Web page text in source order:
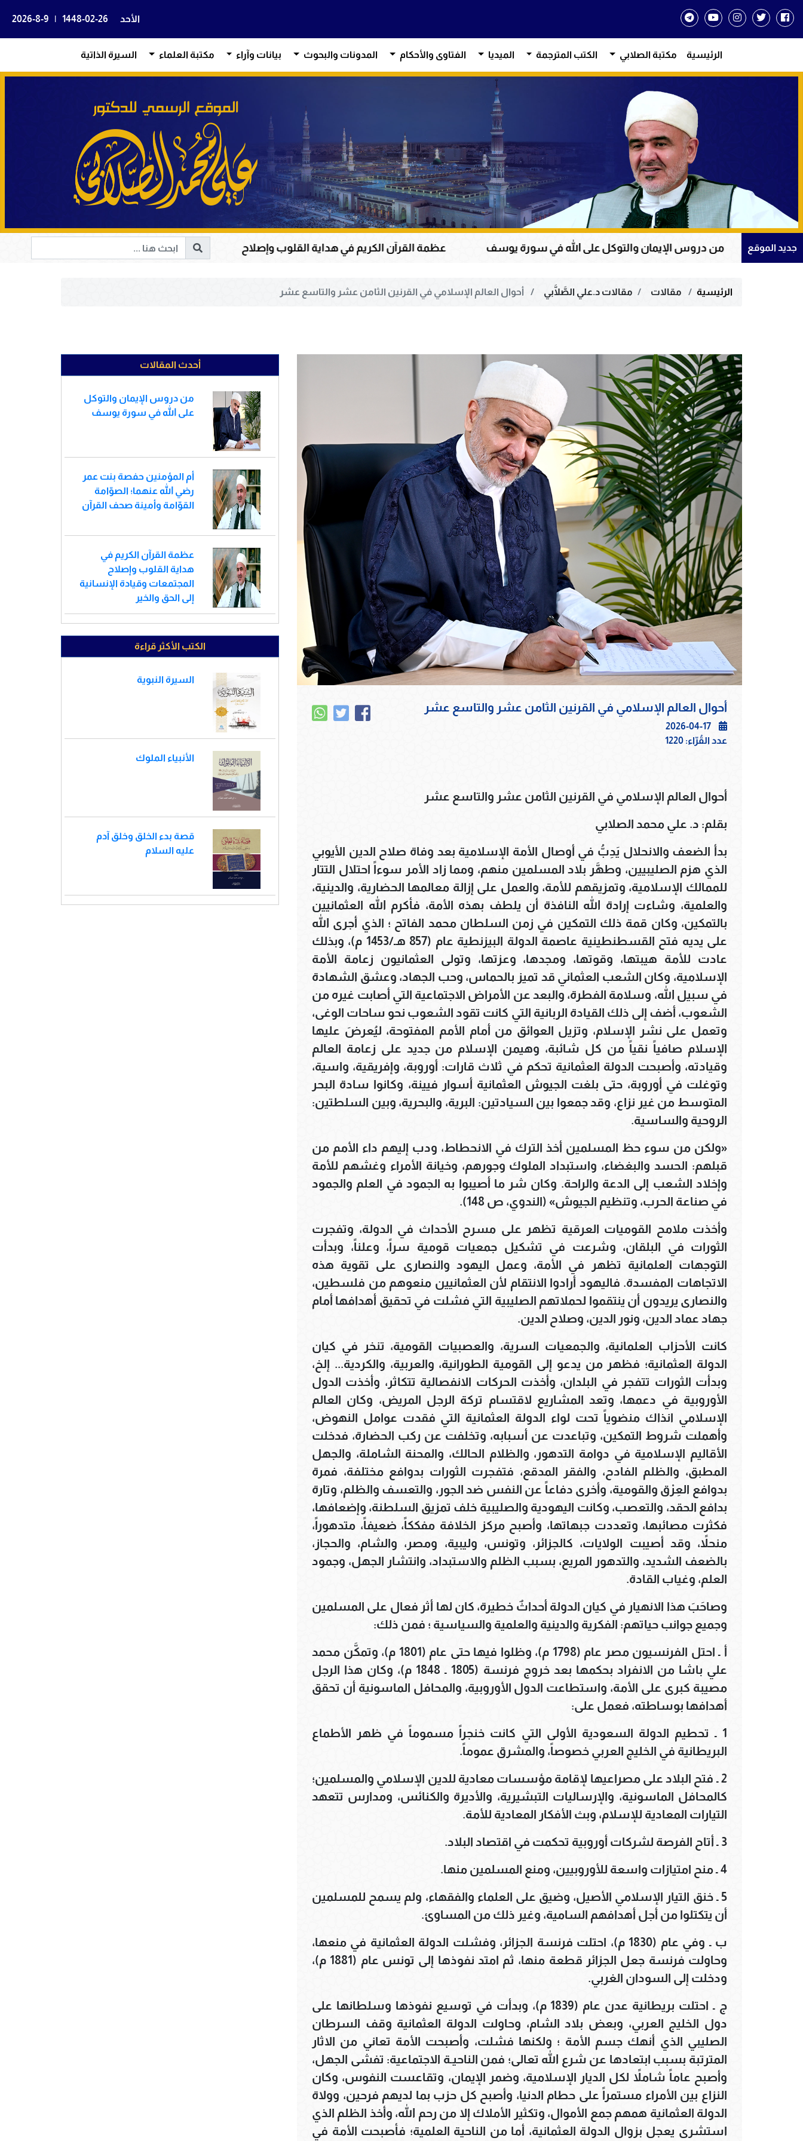
الأحد 1448-02-26
|
2026-8-9
الرئيسية مكتبة الصلابي الكتب المترجمة الميديا الفتاوى والأحكام المدونات والبحوث بيانات وآراء مكتبة العلماء السيرة الذاتية
جديد الموقع
الإيمان والتوكل على الله في سورة يوسف عظمة القرآن الكريم في هداية القلوب وإصلاح المجتمعات وقيادة الإنسانية إلى الحق والخير
الرئيسية مقالات مقالات د.علي الصَّلَّابي أحوال العالم الإسلامي في القرنين الثامن عشر والتاسع عشر
أحوال العالم الإسلامي في القرنين الثامن عشر والتاسع عشر
2026-04-17
عدد القُرّاء: 1220
أحوال العالم الإسلامي في القرنين الثامن عشر والتاسع عشر
بقلم: د. علي محمد الصلابي
بدأ الضعف والانحلال يَدِبُّ في أوصال الأمة الإسلامية بعد وفاة صلاح الدين الأيوبي
الذي هزم الصليبيين، وطهَّر بلاد المسلمين منهم، ومما زاد الأمر سوءاً احتلال التتار
للممالك الإسلامية، وتمزيقهم للأمة، والعمل على إزالة معالمها الحضارية، والدينية،
والعلمية، وشاءت إرادة الله النافذة أن يلطف بهذه الأمة، فأكرم الله العثمانيين
بالتمكين، وكان قمة ذلك التمكين في زمن السلطان محمد الفاتح ؛ الذي أجرى الله
على يديه فتح القسطنطينية عاصمة الدولة البيزنطية عام (857 هـ/1453 م)، وبذلك
عادت للأمة هيبتها، وقوتها، ومجدها، وعزتها، وتولى العثمانيون زعامة الأمة
الإسلامية، وكان الشعب العثماني قد تميز بالحماس، وحب الجهاد، وعشق الشهادة
في سبيل الله، وسلامة الفطرة، والبعد عن الأمراض الاجتماعية التي أصابت غيره من
الشعوب، أضف إلى ذلك القيادة الربانية التي كانت تقود الشعوب نحو ساحات الوغى،
وتعمل على نشر الإسلام، وتزيل العوائق من أمام الأمم المفتوحة، ليُعرضَ عليها
الإسلام صافياً نقياً من كل شائبة، وهيمن الإسلام من جديد على زعامة العالم
وقيادته، وأصبحت الدولة العثمانية تحكم في ثلاث قارات: أوروبة، وإفريقية، واسية،
وتوغلت في أوروبة، حتى بلغت الجيوش العثمانية أسوار فيينة، وكانوا سادة البحر
المتوسط من غير نزاع، وقد جمعوا بين السيادتين: البرية، والبحرية، وبين السلطتين:
الروحية والساسية.
«ولكن من سوء حظ المسلمين أخذ الترك في الانحطاط، ودب إليهم داء الأمم من
قبلهم: الحسد والبغضاء، واستبداد الملوك وجورهم، وخيانة الأمراء وغشهم للأمة
وإخلاد الشعب إلى الدعة والراحة. وكان شر ما أصيبوا به الجمود في العلم والجمود
في صناعة الحرب، وتنظيم الجيوش» (الندوي، ص 148).
وأخذت ملامح القوميات العرقية تظهر على مسرح الأحداث في الدولة، وتفجرت
الثورات في البلقان، وشرعت في تشكيل جمعيات قومية سراً، وعلناً، وبدأت
التوجهات العلمانية تظهر في الأمة، وعمل اليهود والنصارى على تقوية هذه
الاتجاهات المفسدة. فاليهود أرادوا الانتقام لأن العثمانيين منعوهم من فلسطين،
والنصارى يريدون أن ينتقموا لحملاتهم الصليبية التي فشلت في تحقيق أهدافها أمام
جهاد عماد الدين، ونور الدين، وصلاح الدين.
كانت الأحزاب العلمانية، والجمعيات السرية، والعصبيات القومية، تنخر في كيان
الدولة العثمانية؛ فظهر من يدعو إلى القومية الطورانية، والعربية، والكردية... إلخ،
وبدأت الثورات تتفجر في البلدان، وأخذت الحركات الانفصالية تتكاثر، وأخذت الدول
الأوروبية في دعمها، وتعد المشاريع لاقتسام تركة الرجل المريض، وكان العالم
الإسلامي انذاك منضوياً تحت لواء الدولة العثمانية التي فقدت عوامل النهوض،
وأهملت شروط التمكين، وتباعدت عن أسبابه، وتخلفت عن ركب الحضارة، فدخلت
الأقاليم الإسلامية في دوامة التدهور، والظلام الحالك، والمحنة الشاملة، والجهل
المطبق، والظلم الفادح، والفقر المدقع، فتفجرت الثورات بدوافع مختلفة، فمرة
بدوافع العِرْق والقومية، وأخرى دفاعاً عن النفس ضد الجور، والتعسف والظلم، وتارة
بدافع الحقد، والتعصب، وكانت اليهودية والصليبية خلف تمزيق السلطنة، وإضعافها،
فكثرت مصائبها، وتعددت جبهاتها، وأصبح مركز الخلافة مفككاً، ضعيفاً، متدهوراً،
منحلاً، وقد أصيبت الولايات، كالجزائر، وتونس، وليبية، ومصر، والشام، والحجاز،
بالضعف الشديد، والتدهور المريع، بسبب الظلم والاستبداد، وانتشار الجهل، وجمود
العلم، وغياب القادة.
وصاحَبَ هذا الانهيار في كيان الدولة أحداثٌ خطيرة، كان لها أثر فعال على المسلمين
وجميع جوانب حياتهم: الفكرية والدينية والعلمية والسياسية ؛ فمن ذلك:
أ ـ احتل الفرنسيون مصر عام (1798 م)، وظلوا فيها حتى عام (1801 م)، وتمكَّن محمد
علي باشا من الانفراد بحكمها بعد خروج فرنسة (1805 ـ 1848 م)، وكان هذا الرجل
مصيبة كبرى على الأمة، واستطاعت الدول الأوروبية، والمحافل الماسونية أن تحقق
أهدافها بوساطته، فعمل على:
1 ـ تحطيم الدولة السعودية الأولى التي كانت خنجراً مسموماً في ظهر الأطماع
البريطانية في الخليج العربي خصوصاً، والمشرق عموماً.
2 ـ فتح البلاد على مصراعيها لإقامة مؤسسات معادية للدين الإسلامي والمسلمين؛
كالمحافل الماسونية، والإرساليات التبشيرية، والأديرة والكنائس، ومدارس تتعهد
التيارات المعادية للإسلام، وبث الأفكار المعادية للأمة.
3 ـ أتاح الفرصة لشركات أوروبية تحكمت في اقتصاد البلاد.
4 ـ منح امتيازات واسعة للأوروبيين، ومنع المسلمين منها.
5 ـ خنق التيار الإسلامي الأصيل، وضيق على العلماء والفقهاء، ولم يسمح للمسلمين
أن يتكتلوا من أجل أهدافهم السامية، وغير ذلك من المساوئ.
ب ـ وفي عام (1830 م)، احتلت فرنسة الجزائر، وفشلت الدولة العثمانية في منعها،
وحاولت فرنسة جعل الجزائر قطعة منها، ثم امتد نفوذها إلى تونس عام (1881 م)،
ودخلت إلى السودان الغربي.
ج ـ احتلت بريطانية عدن عام (1839 م)، وبدأت في توسيع نفوذها وسلطانها على
دول الخليج العربي، وبعض بلاد الشام، وحاولت الدولة العثمانية وقف السرطان
الصليبي الذي أنهك جسم الأمة ؛ ولكنها فشلت، وأصبحت الأمة تعاني من الاثار
المترتبة بسبب ابتعادها عن شرع الله تعالى؛ فمن الناحيـة الاجتماعية: تفشى الجهل،
وأصبح عاماً شاملاً لكل الديار الإسلامية، وضمر الإيمان، وتقاعست النفوس، وكان
النزاع بين الأمراء مستمراً على حطام الدنيا، وأصبح كل حزب بما لديهم فرحين، وولاة
الدولة العثمانية همهم جمع الأموال، وتكثير الأملاك إلا من رحم الله، وأخذ الظلم الذي
استشرى يعجل بزوال الدولة العثمانية، أما من الناحية العلمية؛ فأصبحت الأمة في
أحدث المقالات
من دروس الإيمان والتوكل
على الله في سورة يوسف
أم المؤمنين حفصة بنت عمر
رضي الله عنهما؛ الصوّامة
القوّامة وأمينة صحف القرآن
عظمة القرآن الكريم في
هداية القلوب وإصلاح
المجتمعات وقيادة الإنسانية
إلى الحق والخير
الكتب الأكثر قراءة
السيرة النبوية
الأنبياء الملوك
قصة بدء الخلق وخلق آدم
عليه السلام